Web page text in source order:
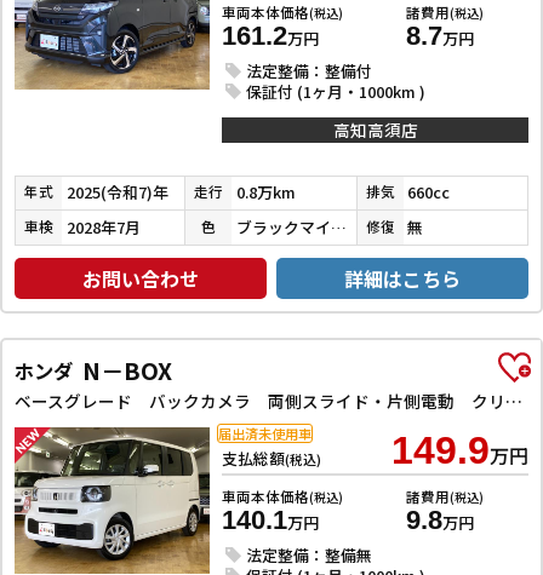
車両本体価格(税込)
161.2万円
諸費用(税込)
8.7万円
法定整備：整備付
保証付 (1ヶ月・1000km )
高知高須店
年式 2025(令和7)年 走行 0.8万km 排気 660cc
車検 2028年7月 色 ブラックマイカメタリック 修復 無
お問い合わせ 詳細はこちら
ホンダ N－BOX
ベースグレード バックカメラ 両側スライド・片側電動 クリアランスソナー オートクルーズコントロール レーンアシスト 衝突被害軽減システム オートライト LEDヘッドランプ スマートキー アイドリングストップ
支払総額(税込) 149.9万円
車両本体価格(税込)
140.1万円
諸費用(税込)
9.8万円
法定整備：整備無
届出済未使用車